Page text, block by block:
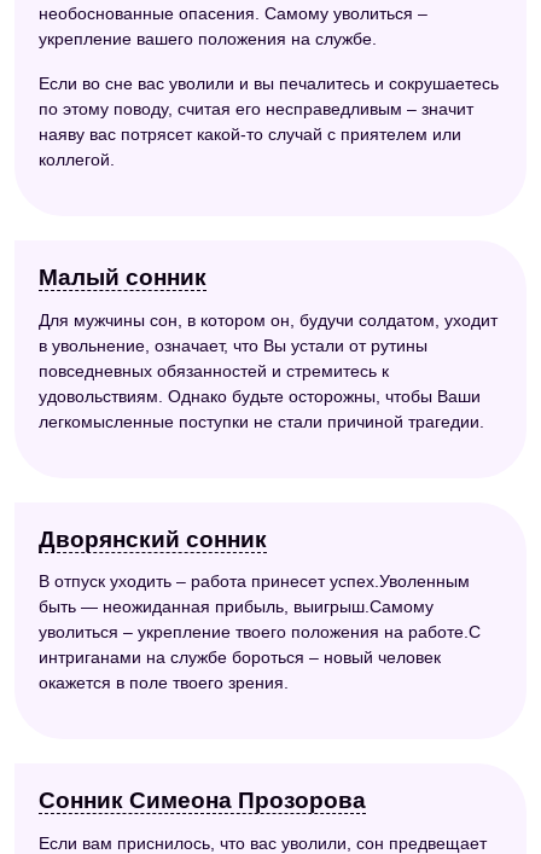
необоснованные опасения. Самому уволиться –
укрепление вашего положения на службе.
Если во сне вас уволили и вы печалитесь и сокрушаетесь
по этому поводу, считая его несправедливым – значит
наяву вас потрясет какой-то случай с приятелем или
коллегой.
Малый сонник
Для мужчины сон, в котором он, будучи солдатом, уходит
в увольнение, означает, что Вы устали от рутины
повседневных обязанностей и стремитесь к
удовольствиям. Однако будьте осторожны, чтобы Ваши
легкомысленные поступки не стали причиной трагедии.
Дворянский сонник
В отпуск уходить – работа принесет успех.Уволенным
быть — неожиданная прибыль, выигрыш.Самому
уволиться – укрепление твоего положения на работе.С
интриганами на службе бороться – новый человек
окажется в поле твоего зрения.
Сонник Симеона Прозорова
Если вам приснилось, что вас уволили, сон предвещает